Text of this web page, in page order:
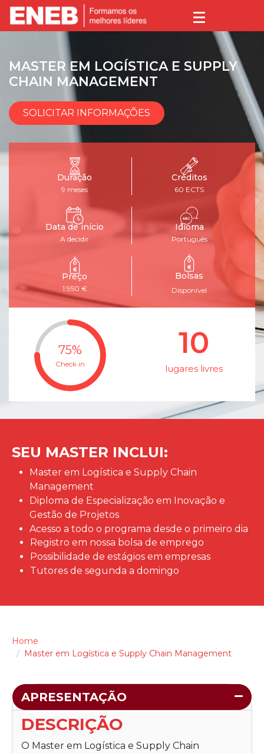
MASTER EM LOGÍSTICA E SUPPLY
CHAIN MANAGEMENT
SOLICITAR INFORMAÇÕES
Duração
9 meses
Créditos
60 ECTS
Data de início
A decidir
Idioma
Português
Preço
1.950 €
Bolsas
Disponível
75%
Check in lugares livres
10
SEU MASTER INCLUI:
Master em Logística e Supply Chain
Management
Diploma de Especialização em Inovação e
Gestão de Projetos
Acesso a todo o programa desde o primeiro dia
Registro em nossa bolsa de emprego
Possibilidade de estágios em empresas
Tutores de segunda a domingo
Home
Master em Logística e Supply Chain Management
APRESENTAÇÃO
DESCRIÇÃO
O Master em Logística e Supply Chain